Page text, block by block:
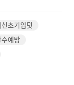
초기입덧
예방